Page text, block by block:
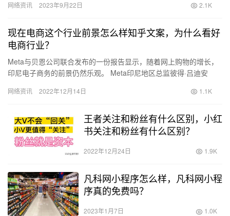
网络资讯 2023年9月22日 2.1K
现在电商这个行业前景怎么样知乎文案，为什么看好
电商行业？
Meta与贝恩公司联合发布的一份报告显示，随着网上购物的增长，
印尼电子商务的前景仍然乐观。 Meta印尼地区总监彼得·吕迪安
网络资讯 2022年12月14日 1.1K
王者关注和粉丝有什么区别，小红
书关注和粉丝有什么区别？
2022年12月24日 1.9K
凡科网小程序怎么样，凡科网小程
序真的免费吗？
2023年1月7日 1.0K